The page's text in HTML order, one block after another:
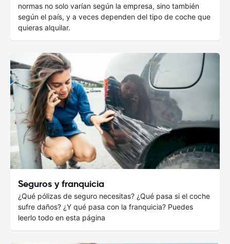
normas no solo varían según la empresa, sino también
según el país, y a veces dependen del tipo de coche que
quieras alquilar.
Seguros y franquicia
¿Qué pólizas de seguro necesitas? ¿Qué pasa si el coche
sufre daños? ¿Y qué pasa con la franquicia? Puedes
leerlo todo en esta página